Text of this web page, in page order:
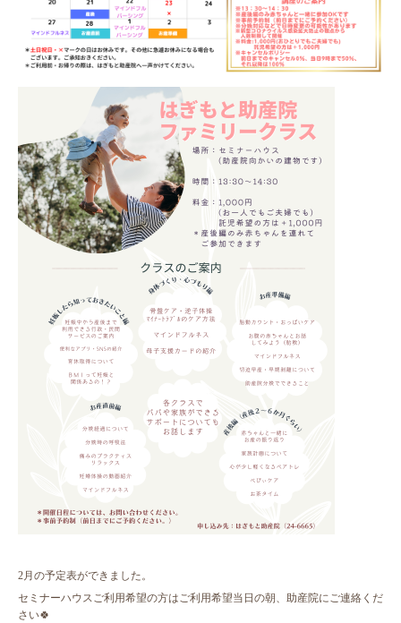
2月の予定表ができました。
セミナーハウスご利用希望の方はご利用希望当日の朝、助産院にご連絡くだ
さい🍀